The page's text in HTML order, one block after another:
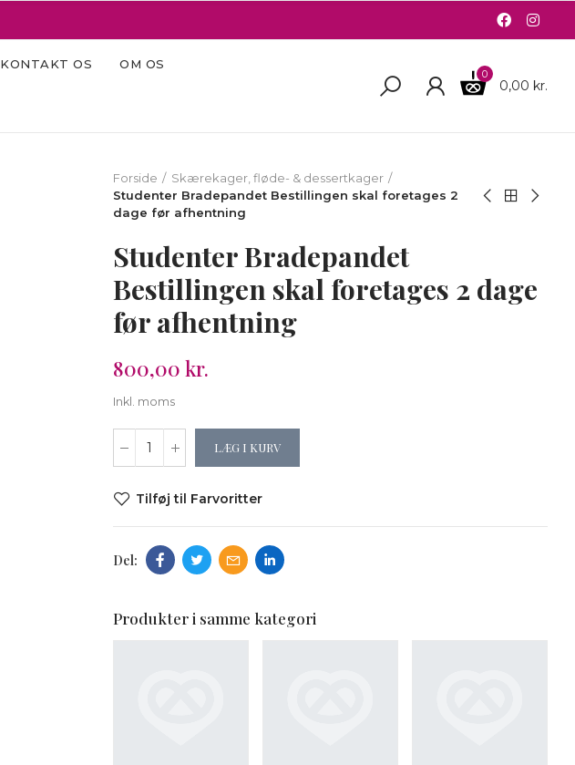
KONTAKT OS OM OS
0
0,00 kr.
Forside
Skærekager, fløde- & dessertkager
Studenter Bradepandet Bestillingen skal foretages 2
dage før afhentning
Studenter Bradepandet
Bestillingen skal foretages 2 dage
før afhentning
800,00 kr.
Inkl. moms
LÆG I KURV
Tilføj til Farvoritter
Produkter i samme kategori